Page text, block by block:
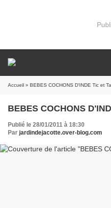
Accueil » BEBES COCHONS D'INDE Tic et
BEBES COCHONS
Publié le 28/01/2011 à 18:30
Par jardindejacotte.over-blog.com